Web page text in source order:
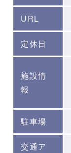
URL
定休日
施設情
報
駐車場
交通ア